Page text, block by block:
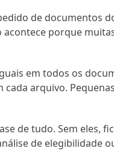
de documentos
porque
em todos os
arquivo.
de tudo. Sem eles,
de elegibilidade